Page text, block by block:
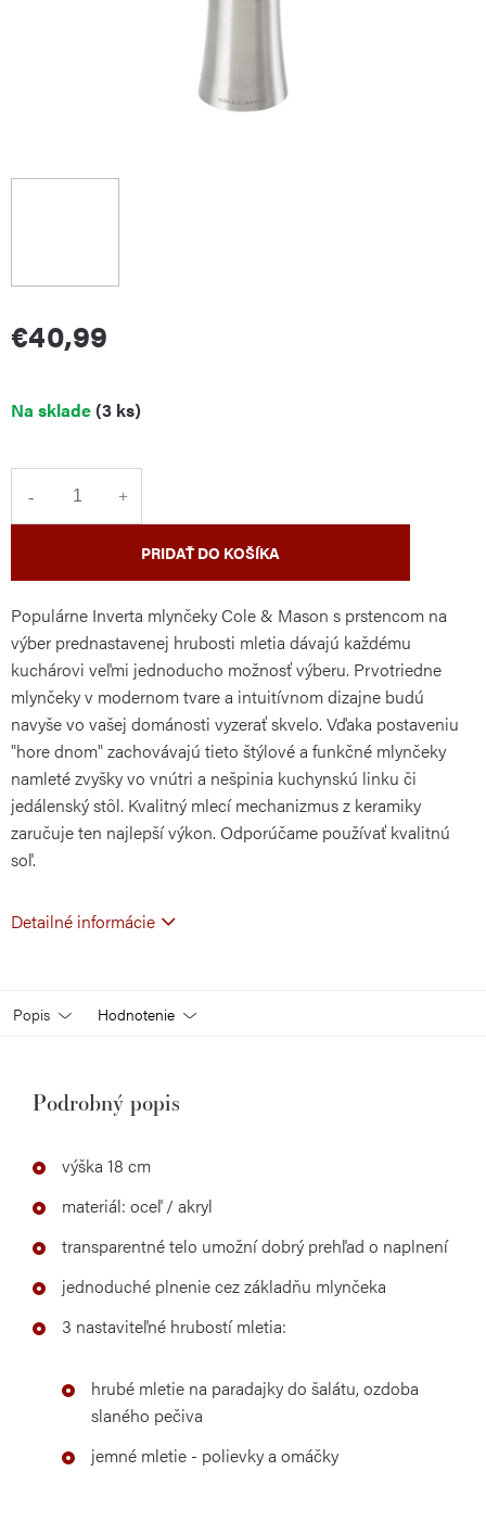
€40,99
Jednotková
cena:
Na sklade(3 ks)
PRIDAŤ DO KOŠÍKA
Populárne Inverta mlynčeky Cole & Mason s prstencom na
výber prednastavenej hrubosti mletia dávajú každému
kuchárovi veľmi jednoducho možnosť výberu. Prvotriedne
mlynčeky v modernom tvare a intuitívnom dizajne budú
navyše vo vašej dománosti vyzerať skvelo. Vďaka postaveniu
"hore dnom" zachovávajú tieto štýlové a funkčné mlynčeky
namleté zvyšky vo vnútri a nešpinia kuchynskú linku či
jedálenský stôl. Kvalitný mlecí mechanizmus z keramiky
zaručuje ten najlepší výkon. Odporúčame používať kvalitnú
soľ.
Detailné informácie
Popis Hodnotenie
Podrobný popis
výška 18 cm
materiál: oceľ / akryl
transparentné telo umožní dobrý prehľad o naplnení
jednoduché plnenie cez základňu mlynčeka
3 nastaviteľné hrubostí mletia:
hrubé mletie na paradajky do šalátu, ozdoba
slaného pečiva
jemné mletie - polievky a omáčky